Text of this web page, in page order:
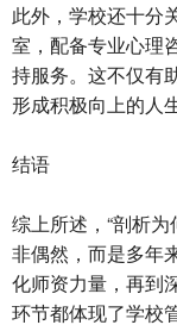
此外，学校还十分
室，配备专业心理
持服务。这不仅有
形成积极向上的人
结语
综上所述，“剖析
非偶然，而是多年
化师资力量，再到
环节都体现了学校